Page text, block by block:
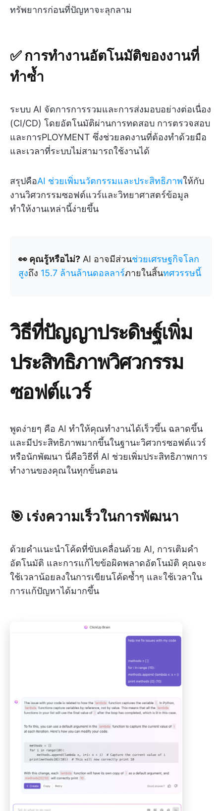
ทรัพยากรก่อนที่ปัญหาจะลุกลาม
✅ การทำงานอัตโนมัติของงานที่
ทำซ้ำ
ระบบ AI จัดการการรวมและการส่งมอบอย่างต่อเนื่อง
(CI/CD) โดยอัตโนมัติผ่านการทดสอบ การตรวจสอบ
และการPLOYMENT ซึ่งช่วยลดงานที่ต้องทำด้วยมือ
และเวลาที่ระบบไม่สามารถใช้งานได้
สรุปคือAI ช่วยเพิ่มนวัตกรรมและประสิทธิภาพให้กับ
งานวิศวกรรมซอฟต์แวร์และวิทยาศาสตร์ข้อมูล
ทำให้งานเหล่านี้ง่ายขึ้น
👀 คุณรู้หรือไม่? AI อาจมีส่วนช่วยเศรษฐกิจโลก
สูงถึง 15.7 ล้านล้านดอลลาร์ภายในสิ้นทศวรรษนี้
วิธีที่ปัญญาประดิษฐ์เพิ่ม
ประสิทธิภาพวิศวกรรม
ซอฟต์แวร์
พูดง่ายๆ คือ AI ทำให้คุณทำงานได้เร็วขึ้น ฉลาดขึ้น
และมีประสิทธิภาพมากขึ้นในฐานะวิศวกรซอฟต์แวร์
หรือนักพัฒนา นี่คือวิธีที่ AI ช่วยเพิ่มประสิทธิภาพการ
ทำงานของคุณในทุกขั้นตอน
🎯 เร่งความเร็วในการพัฒนา
ด้วยคำแนะนำโค้ดที่ขับเคลื่อนด้วย AI, การเติมคำ
อัตโนมัติ และการแก้ไขข้อผิดพลาดอัตโนมัติ คุณจะ
ใช้เวลาน้อยลงในการเขียนโค้ดซ้ำๆ และใช้เวลาใน
การแก้ปัญหาได้มากขึ้น